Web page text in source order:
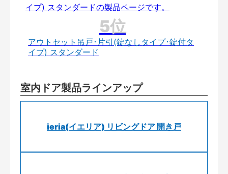
アウトセット吊戸･片引(錠なしタイプ･錠付タ
イプ) スタンダード
室内ドア製品ラインアップ
ieria(イエリア) リビングドア 開き戸